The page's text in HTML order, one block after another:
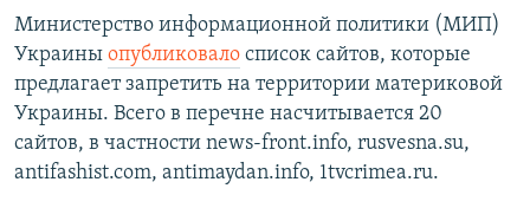
Министерство информационной политики (МИП)
Украины опубликовало список сайтов, которые
предлагает запретить на территории материковой
Украины. Всего в перечне насчитывается 20
сайтов, в частности news-front.info, rusvesna.su,
antifashist.com, antimaydan.info, 1tvcrimea.ru.